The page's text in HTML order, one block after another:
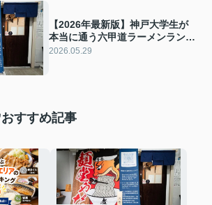
【2026年最新版】神戸大学生が
本当に通う六甲道ラーメンランキ
ングTOP10｜一人暮らしの学生に
2026.05.29
すすめ記事